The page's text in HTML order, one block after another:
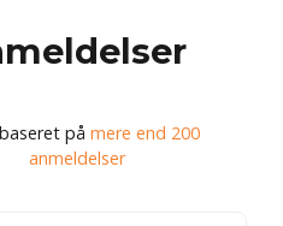
baseret på mere end 200
anmeldelser